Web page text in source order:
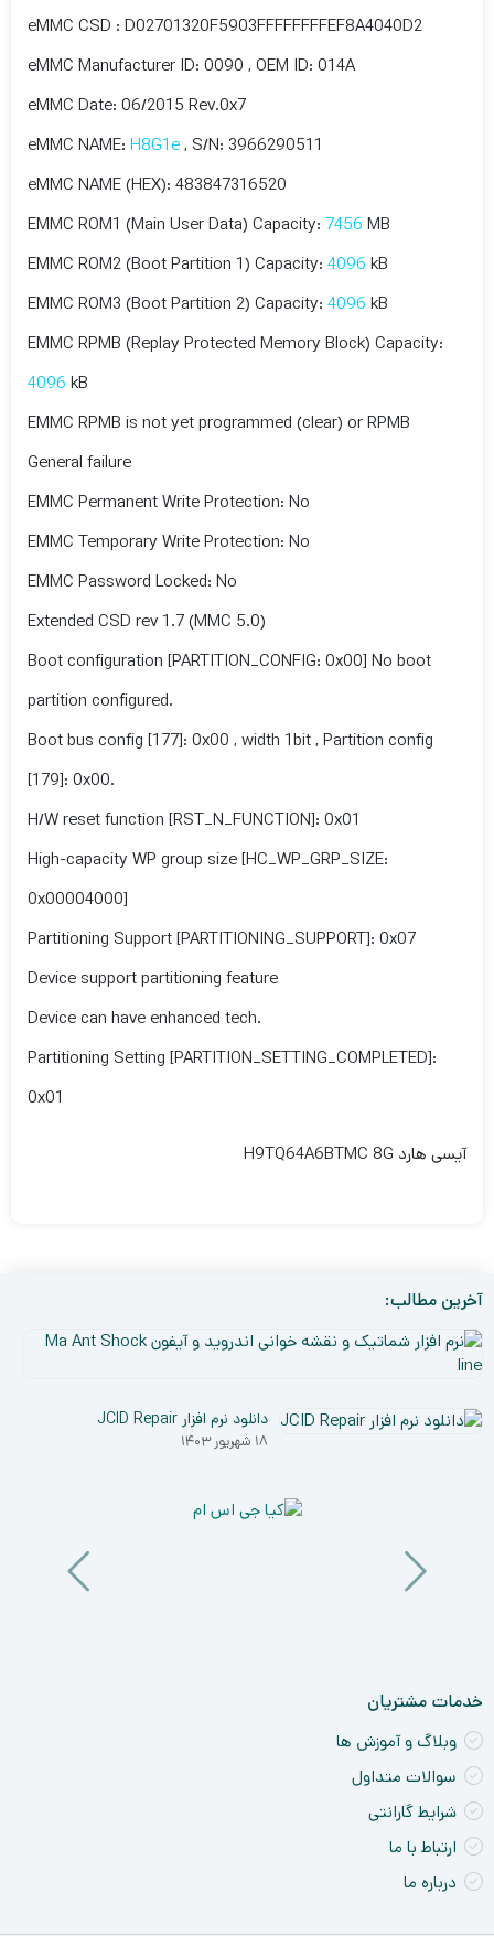
eMMC CSD : D02701320F5903FFFFFFFFEF8A4040D2
eMMC Manufacturer ID: 0090 , OEM ID: 014A
eMMC Date: 06/2015 Rev.0x7
eMMC NAME: H8G1e, S/N: 3966290511
eMMC NAME (HEX): 483847316520
EMMC ROM1 (Main User Data) Capacity: 7456 MB
EMMC ROM2 (Boot Partition 1) Capacity: 4096 kB
EMMC ROM3 (Boot Partition 2) Capacity: 4096 kB
EMMC RPMB (Replay Protected Memory Block) Capacity:
4096 kB
EMMC RPMB is not yet programmed (clear) or RPMB
General failure
EMMC Permanent Write Protection: No
EMMC Temporary Write Protection: No
EMMC Password Locked: No
Extended CSD rev 1.7 (MMC 5.0)
Boot configuration [PARTITION_CONFIG: 0x00] No boot
partition configured.
Boot bus config [177]: 0x00 , width 1bit , Partition config
[179]: 0x00.
H/W reset function [RST_N_FUNCTION]: 0x01
High-capacity WP group size [HC_WP_GRP_SIZE:
0x00004000]
Partitioning Support [PARTITIONING_SUPPORT]: 0x07
Device support partitioning feature
Device can have enhanced tech.
Partitioning Setting [PARTITION_SETTING_COMPLETED]:
0x01
آیسی هارد H9TQ64A6BTMC 8G
آخرین مطالب:
دانلود نرم افزار JCID Repair
۱۸ شهریور ۱۴۰۳
خدمات مشتریان
وبلاگ و آموزش ها
سوالات متداول
شرایط گارانتی
ارتباط با ما
درباره ما